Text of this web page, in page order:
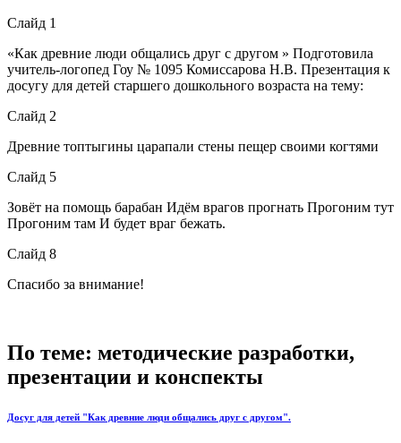
Слайд 1
«Как древние люди общались друг с другом » Подготовила
учитель-логопед Гоу № 1095 Комиссарова Н.В. Презентация к
досугу для детей старшего дошкольного возраста на тему:
Слайд 2
Древние топтыгины царапали стены пещер своими когтями
Слайд 5
Зовёт на помощь барабан Идём врагов прогнать Прогоним тут
Прогоним там И будет враг бежать.
Слайд 8
Спасибо за внимание!
По теме: методические разработки,
презентации и конспекты
Досуг для детей "Как древние люди общались друг с другом".